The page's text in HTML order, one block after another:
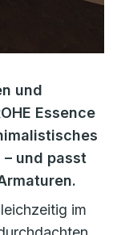
und
Essence
und passt
im